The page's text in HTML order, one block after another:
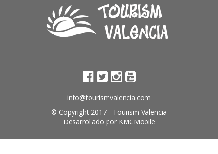
info@tourismvalencia.com
© Copyright 2017 - Tourism Valencia
Desarrollado por KMCMobile